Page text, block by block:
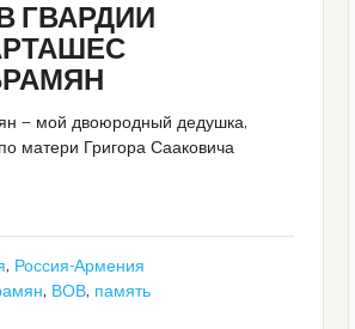
ГВАРДИИ
— мой двоюродный дедушка,
матери Григора Сааковича
, Россия-Армения
, ВОВ, память